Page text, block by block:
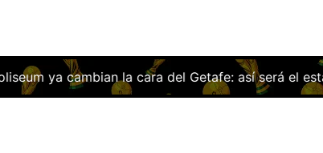
del Getafe: así será el estadio que ilusiona a